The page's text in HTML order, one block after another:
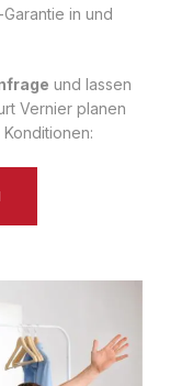
in und
und lassen
Vernier planen